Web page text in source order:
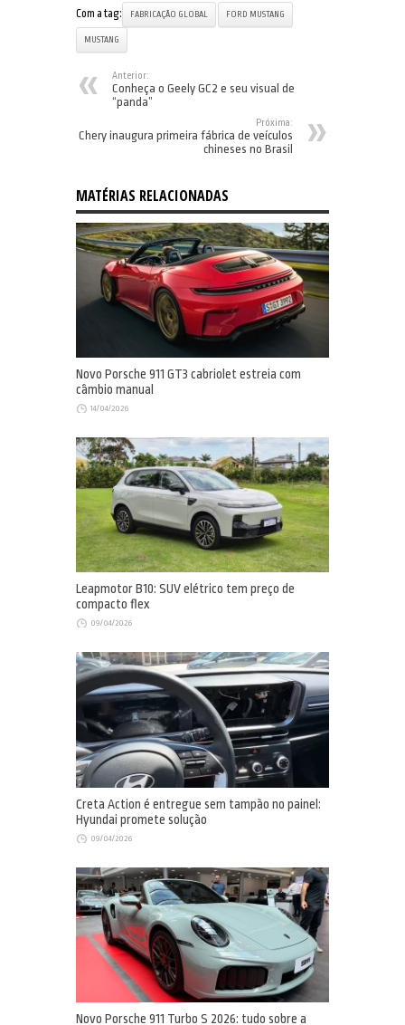
Com a tag: FABRICAÇÃO GLOBAL FORD MUSTANG
MUSTANG
Anterior:
Conheça o Geely GC2 e seu visual de
“panda”
Próxima:
Chery inaugura primeira fábrica de veículos
chineses no Brasil
MATÉRIAS RELACIONADAS
Novo Porsche 911 GT3 cabriolet estreia com
câmbio manual
14/04/2026
Leapmotor B10: SUV elétrico tem preço de
compacto flex
09/04/2026
Creta Action é entregue sem tampão no painel:
Hyundai promete solução
09/04/2026
Novo Porsche 911 Turbo S 2026: tudo sobre a